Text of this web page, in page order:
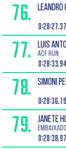
76. LEANDRO
77. LUIS
ACF RUN
78. SIMONI
79. JANETE